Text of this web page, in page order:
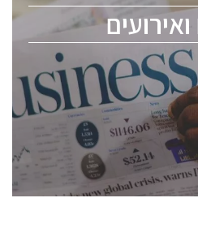
ChipEx2026 will be held
conference is intended for
semiconductor industry,
professional experts,
לפרטים